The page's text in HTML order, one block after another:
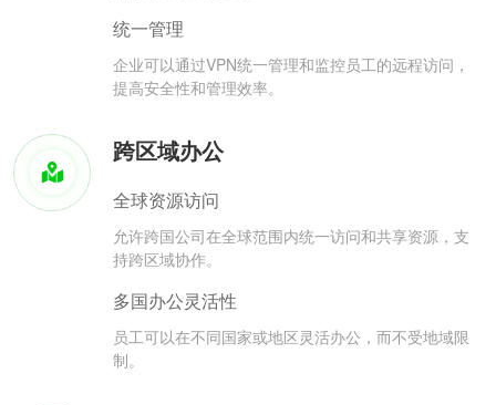
统一管理
企业可以通过VPN统一管理和监控员工的远程访问，
提高安全性和管理效率。
跨区域办公
全球资源访问
允许跨国公司在全球范围内统一访问和共享资源，支
持跨区域协作。
多国办公灵活性
员工可以在不同国家或地区灵活办公，而不受地域限
制。